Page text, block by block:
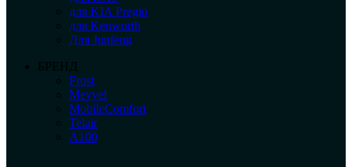
для KIA Pregio
для Kenworth
Для Junfeng
БРЕНД
Frost
Meyvel
MobileComfort
Telair
А100